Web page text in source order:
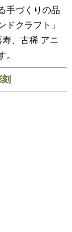
手づくりの品
ドクラフト」
、古稀 アニ
。